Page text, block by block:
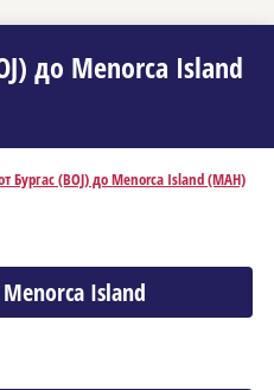
до Menorca Island
Бургас (BOJ) до Menorca Island (MAH)
Island